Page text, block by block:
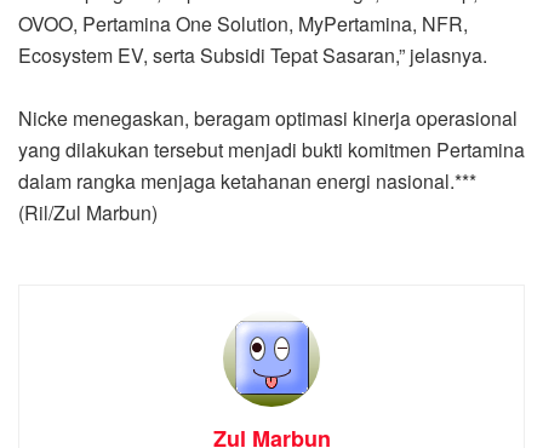
OVOO, Pertamina One Solution, MyPertamina, NFR,
Ecosystem EV, serta Subsidi Tepat Sasaran,” jelasnya.
Nicke menegaskan, beragam optimasi kinerja operasional
yang dilakukan tersebut menjadi bukti komitmen Pertamina
dalam rangka menjaga ketahanan energi nasional.***
(Ril/Zul Marbun)
Zul Marbun